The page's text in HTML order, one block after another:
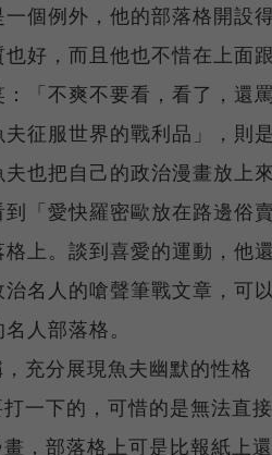
個例外，他的部落格開設
好，而且他也不惜在上面
「不爽不要看，看了，還
征服世界的戰利品」，則
也把自己的政治漫畫放上
「愛快羅密歐放在路邊俗
上。談到喜愛的運動，他
名人的嗆聲筆戰文章，可
人部落格。
充分展現魚夫幽默的性格
一下的，可惜的是無法直
，部落格上可是比報紙上